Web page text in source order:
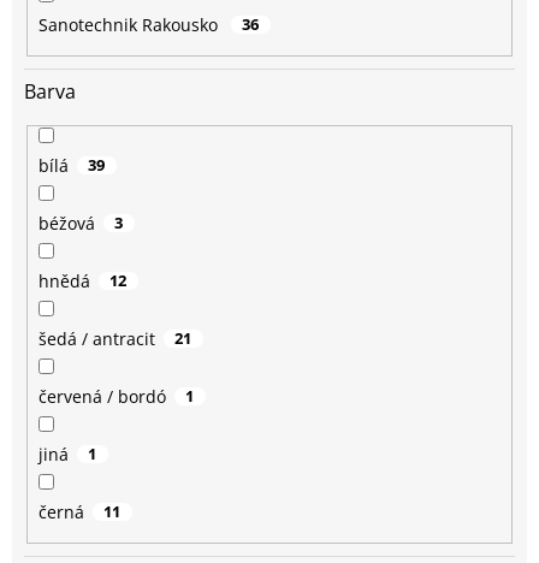
Sanotechnik Rakousko 36
Barva
bílá 39
béžová 3
hnědá 12
šedá / antracit 21
červená / bordó 1
jiná 1
černá 11